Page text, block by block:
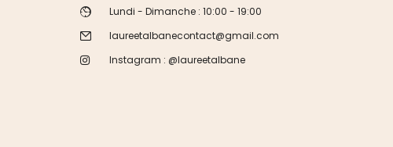
Lundi - Dimanche : 10:00 - 19:00
laureetalbanecontact@gmail.com
Instagram : @laureetalbane